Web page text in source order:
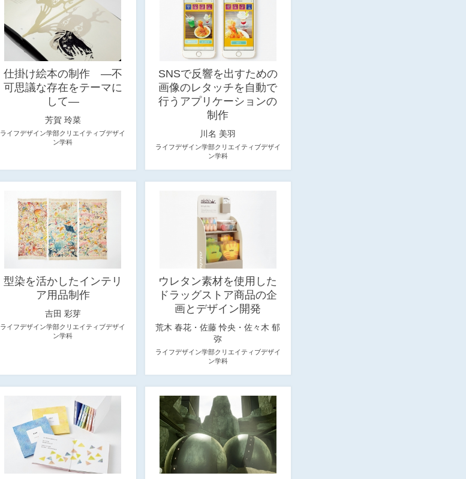
仕掛け絵本の制作 ―不
可思議な存在をテーマに
して―
芳賀 玲菜
ライフデザイン学部クリエイティブデザイ
ン学科
SNSで反響を出すための
画像のレタッチを自動で
行うアプリケーションの
制作
川名 美羽
ライフデザイン学部クリエイティブデザイ
ン学科
型染を活かしたインテリ
ア用品制作
吉田 彩芽
ライフデザイン学部クリエイティブデザイ
ン学科
ウレタン素材を使用した
ドラッグストア商品の企
画とデザイン開発
荒木 春花・佐藤 怜央・佐々木 郁
弥
ライフデザイン学部クリエイティブデザイ
ン学科